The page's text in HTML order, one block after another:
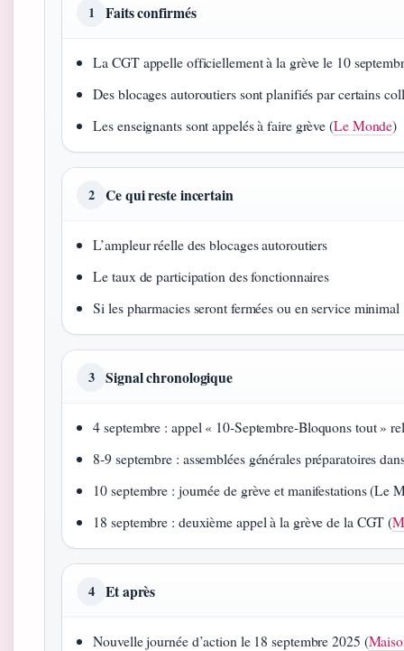
1 Faits confirmés
La CGT appelle officiellement à la grève le 10
Des blocages autoroutiers sont planifiés par certains
Les enseignants sont appelés à faire grève (Le Monde)
2 Ce qui reste incertain
L’ampleur réelle des blocages autoroutiers
Le taux de participation des fonctionnaires
Si les pharmacies seront fermées ou en service minimal
3 Signal chronologique
4 septembre : appel « 10-Septembre-Bloquons tout »
8‑9 septembre : assemblées générales préparatoires
10 septembre : journée de grève et manifestations (Le
18 septembre : deuxième appel à la grève de la CGT (
4 Et après
Nouvelle journée d’action le 18 septembre 2025 (